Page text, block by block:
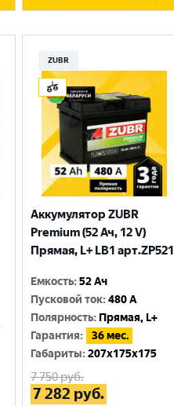
ZUBR
Аккумулятор ZUBR
Premium (52 Ач, 12 V)
Прямая, L+ LB1 арт.ZP521
Емкость:52 Ач
Пусковой ток:480 A
Полярность: Прямая, L+
Гарантия:
36 мес.
Габариты:207x175x175
7 750руб.
7 282 руб.